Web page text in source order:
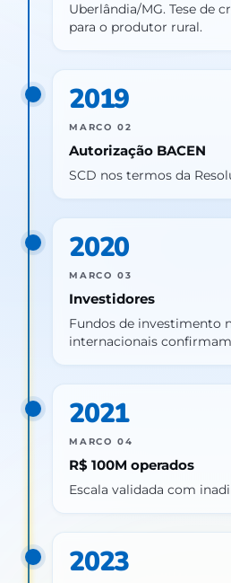
Uberlândia/MG. Tese de
para o produtor rural.
2019
MARCO 02
Autorização BACEN
SCD nos termos da
2020
MARCO 03
Investidores
Fundos de investimento
internacionais confirmam
2021
MARCO 04
R$ 100M operados
Escala validada com
2023